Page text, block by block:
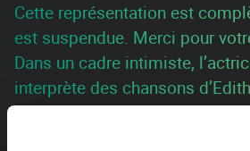
Cette représentation est
est suspendue. Merci pour
Dans un cadre intimiste,
interprète des chansons
parle de la vie de la célèbre